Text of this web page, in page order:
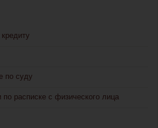
по суду
расписке с физического лица